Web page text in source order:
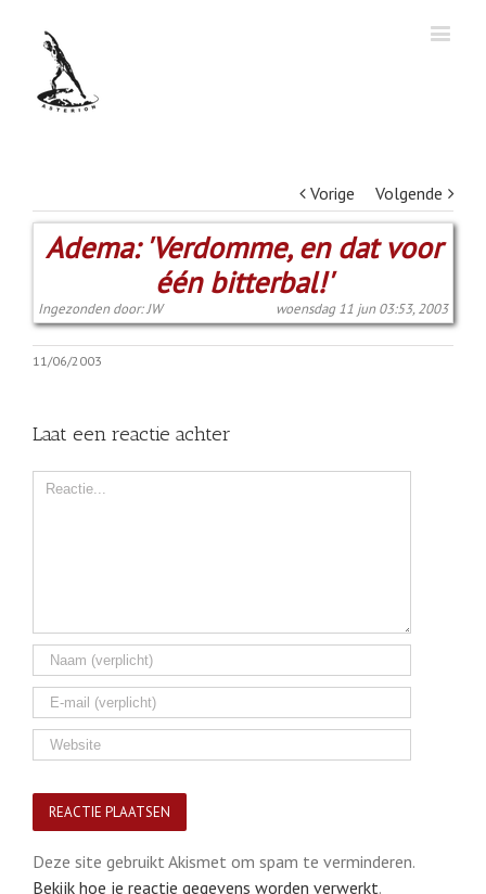
Vorige Volgende
Adema: 'Verdomme, en dat voor
één bitterbal!'
Ingezonden door: JW woensdag 11 jun 03:53, 2003
11/06/2003
Laat een reactie achter
Comment
Deze site gebruikt Akismet om spam te verminderen.
Bekijk hoe je reactie gegevens worden verwerkt.